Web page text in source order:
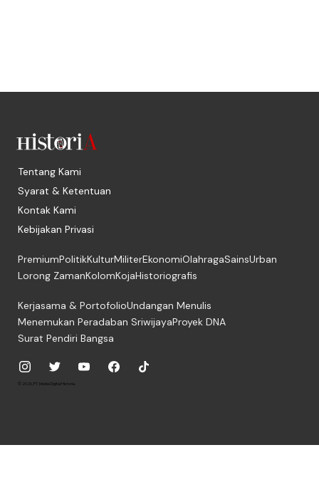
Tentang Kami
Syarat & Ketentuan
Kontak Kami
Kebijakan Privasi
PremiumPolitikKulturMiliterEkonomiOlahragaSainsUrban
Lorong ZamanKolomKojaHistoriografis
Kerjasama & PortofolioUndangan Menulis
Menemukan Peradaban SriwijayaProyek DNA
Surat Pendiri Bangsa
© 2026, PT. Media Digital Historia.